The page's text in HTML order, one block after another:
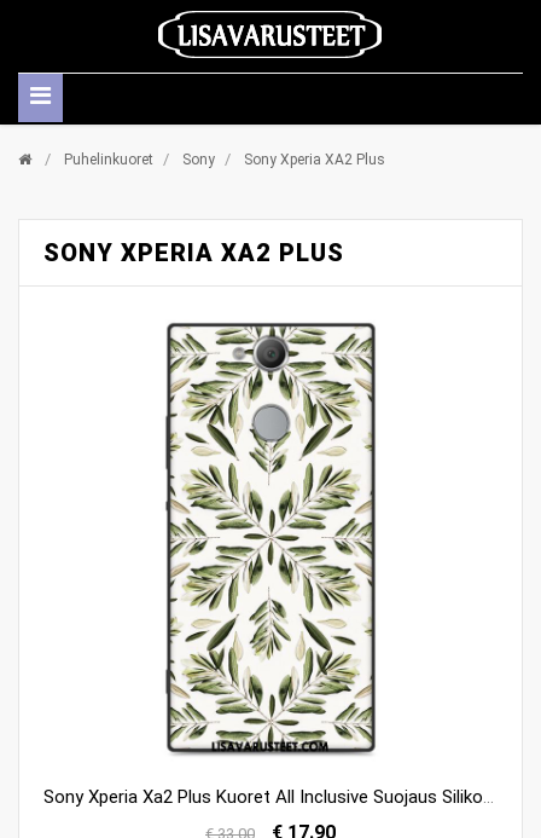
/ Puhelinkuoret / Sony / Sony Xperia XA2 Plus
SONY XPERIA XA2 PLUS
€ 33.00 € 17.90